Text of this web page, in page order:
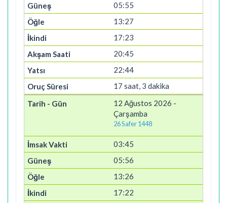
05:55
13:27
17:23
20:45
22:44
17 saat, 3 dakika
12 Ağustos 2026 -
Çarşamba
26 Safer 1448
03:45
05:56
13:26
17:22